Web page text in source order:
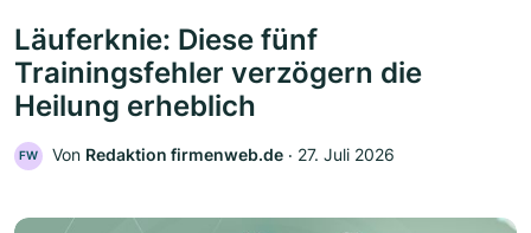
Läuferknie: Diese fünf
Trainingsfehler verzögern die
Heilung erheblich
FW Von Redaktion firmenweb.de ‧ 27. Juli 2026